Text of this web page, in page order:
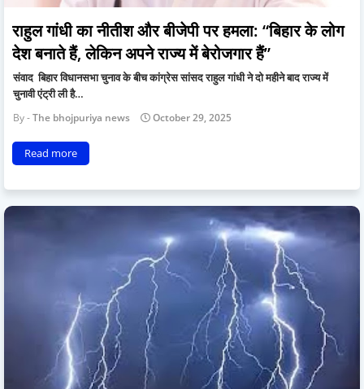
राहुल गांधी का नीतीश और बीजेपी पर हमला: “बिहार के लोग
देश बनाते हैं, लेकिन अपने राज्य में बेरोजगार हैं”
संवाद बिहार विधानसभा चुनाव के बीच कांग्रेस सांसद राहुल गांधी ने दो महीने बाद राज्य में
चुनावी एंट्री ली है…
The bhojpuriya news October 29, 2025
Read more